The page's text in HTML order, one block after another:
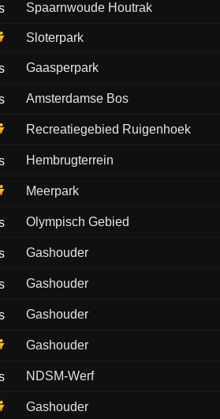
Spaarnwoude Houtrak
Sloterpark
Gaasperpark
Amsterdamse Bos
Recreatiegebied Ruigenhoek
Hembrugterrein
Meerpark
Olympisch Gebied
Gashouder
Gashouder
Gashouder
Gashouder
NDSM-Werf
Gashouder